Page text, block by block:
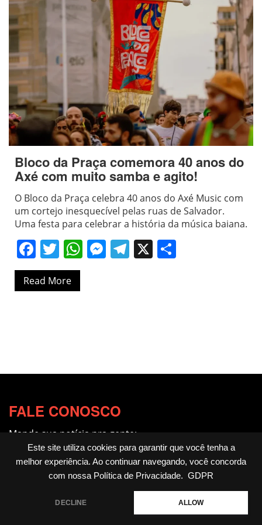
Este site utiliza cookies para garantir que você tenha a
melhor experiência. Ao continuar navegando, você concorda
com nossa Política de Privacidade. GDPR
DECLINE ALLOW
Bloco da Praça comemora 40 anos do
Axé com muito samba e agito!
O Bloco da Praça celebra 40 anos do Axé Music com
um cortejo inesquecível pelas ruas de Salvador.
Uma festa para celebrar a história da música baiana.
Facebook
Twitter
WhatsApp
Messenger
Telegram
X
Read More
FALE CONOSCO
Mande sua notícia pra gente:
redacao@fotocitando.com.br
Políticas de Privacidade
Fotocitando
Notícias
Cultura & Arte